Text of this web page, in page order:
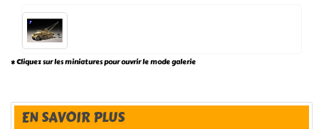
* Cliquez sur les miniatures pour ouvrir le mode galerie
EN SAVOIR PLUS